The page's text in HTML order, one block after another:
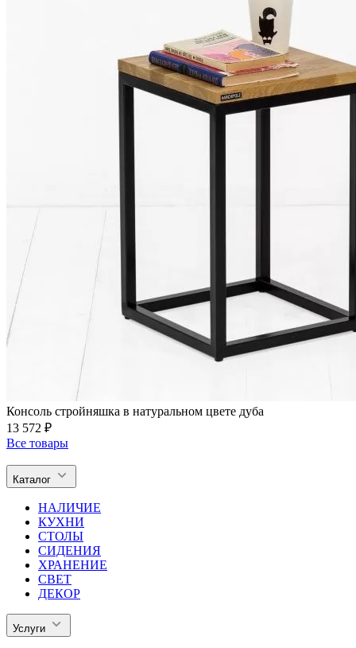
Консоль стройняшка в натуральном цвете дуба
13 572 ₽
Все товары
Каталог
НАЛИЧИЕ
КУХНИ
СТОЛЫ
СИДЕНИЯ
ХРАНЕНИЕ
СВЕТ
ДЕКОР
Услуги